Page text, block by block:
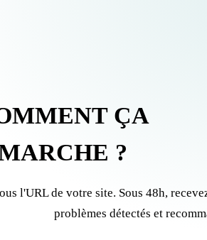
ÇA
?
l'URL de votre site. Sous 48h,
problèmes détectés et